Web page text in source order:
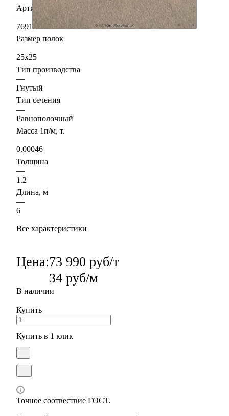
Артикул
—
76919
Размер полок
—
25х25
Тип производства
—
Гнутый
Тип сечения
—
Равнополочный
Масса 1п/м, т.
—
0.00046
Толщина
—
1.2
Длина, м
—
6
Все характеристики
Цена:73 990 руб/т
34 руб/м
В наличии
Купить
Купить в 1 клик
Точное соотвествие ГОСТ.